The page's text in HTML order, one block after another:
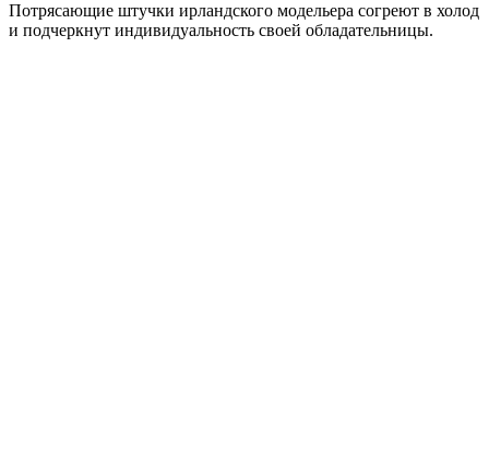
Потрясающие штучки ирландского модельера согреют в холод
и подчеркнут индивидуальность своей обладательницы.